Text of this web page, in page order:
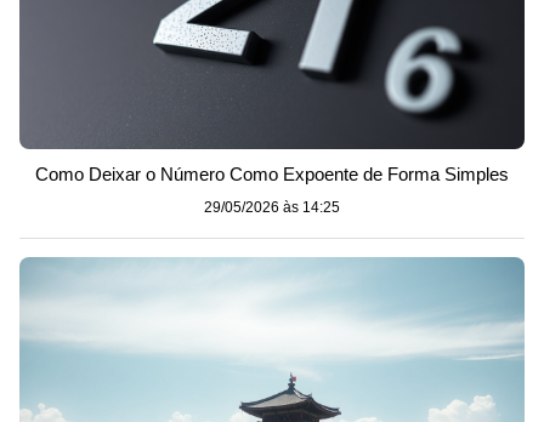
Como Deixar o Número Como Expoente de Forma Simples
29/05/2026 às 14:25